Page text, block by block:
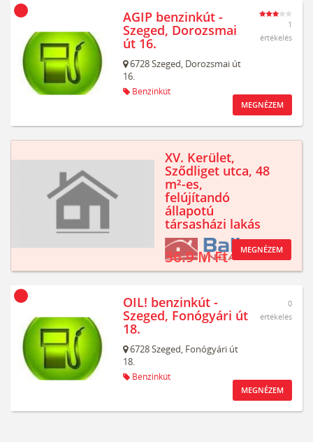
AGIP benzinkút -
Szeged, Dorozsmai
út 16.
6728Szeged, Dorozsmai út
16.
Benzinkút
1
értékelés
MEGNÉZEM
XV. Kerület,
Sződliget utca, 48
m²-es,
felújítandó
állapotú
társasházi lakás
36.9 M Ft MEGNÉZEM
OIL! benzinkút -
Szeged, Fonógyári út
18.
6728Szeged, Fonógyári út
18.
Benzinkút
0
értékelés
MEGNÉZEM